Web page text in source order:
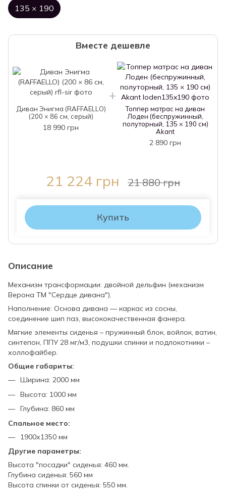
135 × 190
Вместе дешевле
Диван Энигма (RAFFAELLO)
(200 × 86 см, серый)
18 990 грн
Топпер матрас на диван
Лоден (беспружинный,
полуторный, 135 × 190 см)
Akant
2 890 грн
21 224 грн 21 880 грн
Купить
Описание
Механизм трансформации: двойной дельфин (механизм
Верона ТМ "Сердце дивана").
Наполнение: Основа дивана — каркас из сосны,
соединение шип паз, высококачественная фанера.
Мягкие элементы сиденья – пружинный блок, войлок, ватин,
синтепон, ППУ 28 мг/м3, подушки спинки и подлокотники –
холлофайбер.
Общие габариты:
Ширина: 2000 мм
Высота: 1000 мм
Глубина: 860 мм
Спальное место:
1900х1350 мм
Другие параметры:
Высота "посадки" сиденья: 460 мм.
Глубина сиденья: 560 мм
Высота спинки от сиденья: 550 мм.